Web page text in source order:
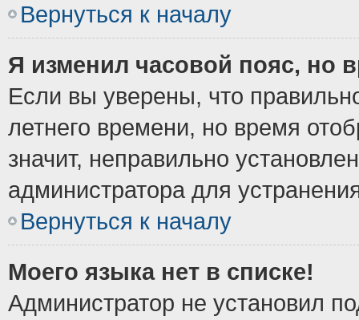
Вернуться к началу
Я изменил часовой пояс, но
Если вы уверены, что
летнего времени, но время
значит, неправильно
администратора для
Вернуться к началу
Моего языка нет в списке!
Администратор не установил